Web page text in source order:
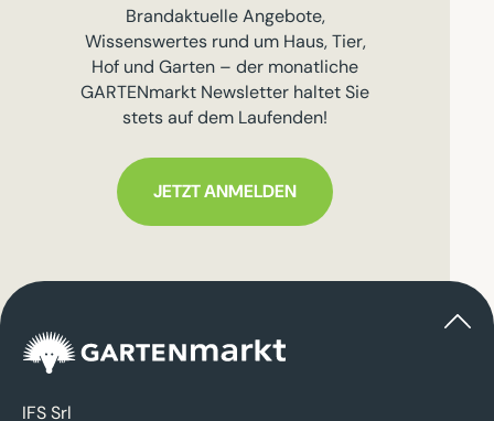
Brandaktuelle Angebote,
Wissenswertes rund um Haus, Tier,
Hof und Garten – der monatliche
GARTENmarkt Newsletter haltet Sie
stets auf dem Laufenden!
JETZT ANMELDEN
IFS Srl